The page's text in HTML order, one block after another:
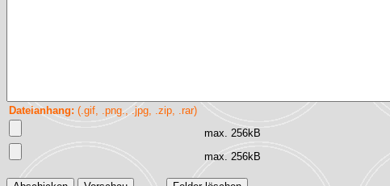
Dateianhang: (.gif, .png., .jpg, .zip, .rar)
max. 256kB
max. 256kB